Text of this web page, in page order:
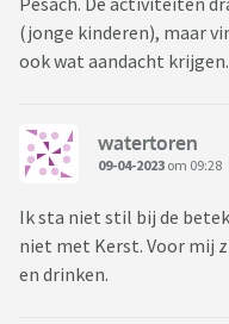
(jonge kinderen), maar
ook wat aandacht krijgen.
watertoren
09-04-2023 om 09:28
Ik sta niet stil bij de
niet met Kerst. Voor mij
en drinken.